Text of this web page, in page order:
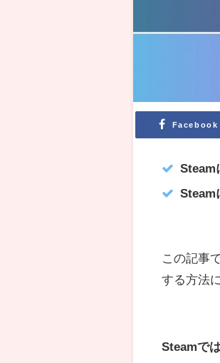
Facebook
Steam
Steam
この記事
する方法
Steamで